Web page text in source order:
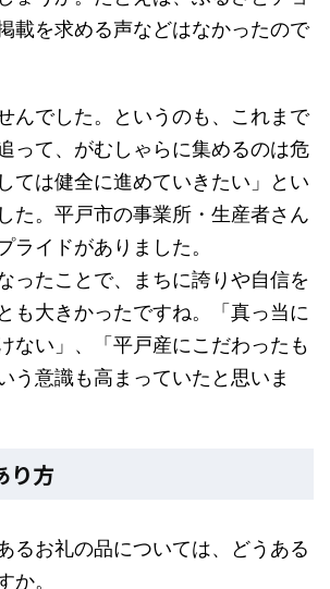
載を求める声などはなかったので
んでした。というのも、これまで
って、がむしゃらに集めるのは危
ては健全に進めていきたい」とい
た。平戸市の事業所・生産者さん
ライドがありました。
ったことで、まちに誇りや自信を
も大きかったですね。「真っ当に
ない」、「平戸産にこだわったも
う意識も高まっていたと思いま
り方
るお礼の品については、どうある
か。